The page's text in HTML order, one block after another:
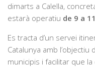
dimarts a Calella,
estarà operatiu de 9 a
Es tracta d’un servei
Catalunya amb l’objectiu
municipis i facilitar que